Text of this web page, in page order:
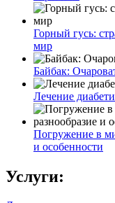
Горный гусь:
мир
Байбак:
Лечение
Погружение в
и особенности
Услуги: